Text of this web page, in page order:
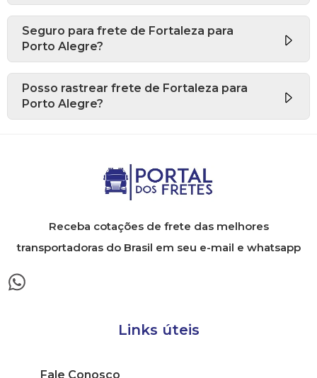
Seguro para frete de Fortaleza para
Porto Alegre?
Posso rastrear frete de Fortaleza para
Porto Alegre?
Receba cotações de frete das melhores
transportadoras do Brasil em seu e-mail e whatsapp
Links úteis
Fale Conosco